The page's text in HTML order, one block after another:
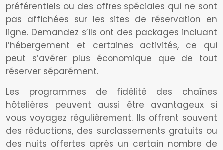
préférentiels ou des offres spéciales qui ne sont
pas affichées sur les sites de réservation en
ligne. Demandez s’ils ont des packages incluant
l’hébergement et certaines activités, ce qui
peut s’avérer plus économique que de tout
réserver séparément.
Les programmes de fidélité des chaînes
hôtelières peuvent aussi être avantageux si
vous voyagez régulièrement. Ils offrent souvent
des réductions, des surclassements gratuits ou
des nuits offertes après un certain nombre de